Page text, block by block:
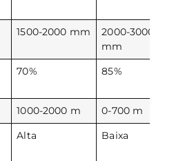
1500-2000 mm
2000-3000
mm
70% 85%
1000-2000 m
0-700 m
Alta Baixa